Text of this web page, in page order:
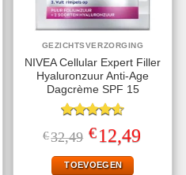
GEZICHTSVERZORGING
NIVEA Cellular Expert Filler
Hyaluronzuur Anti-Age
Dagcrème SPF 15
Gewaardeerd
4.60uit 5
€32,49 Oorspronkelijke
prijs
was:
€32,49.
€12,49Huidige
prijs
TOEVOEGEN